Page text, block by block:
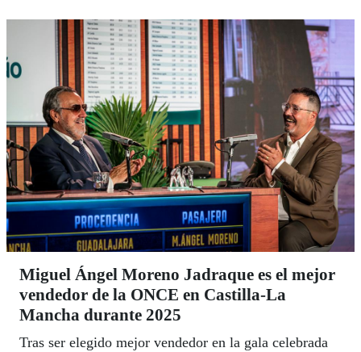
Miguel Ángel Moreno Jadraque es el mejor
vendedor de la ONCE en Castilla-La
Mancha durante 2025
Tras ser elegido mejor vendedor en la gala celebrada